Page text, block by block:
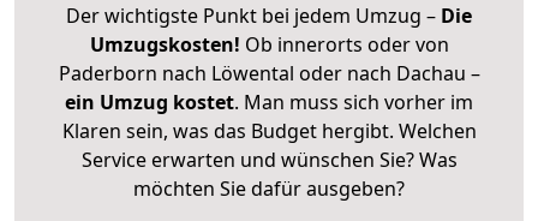
Der wichtigste Punkt bei jedem Umzug – Die
Umzugskosten! Ob innerorts oder von
Paderborn nach Löwental oder nach Dachau –
ein Umzug kostet. Man muss sich vorher im
Klaren sein, was das Budget hergibt. Welchen
Service erwarten und wünschen Sie? Was
möchten Sie dafür ausgeben?